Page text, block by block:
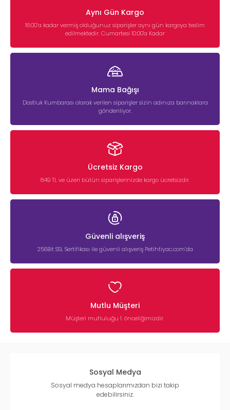
Aynı Gün Kargo
16:00’a kadar vermiş olduğunuz siparişler aynı gün kargoya teslim
edilmektedir. Cumartesi 10:00'a Kadar
Mama Bağışı
Dostluk Kumbarası olarak verilen siparişler sizin adınıza barınaklara
gönderiliyor.
Ücretsiz Kargo
849 TL ve üzeri bütün siparişlerinizde kargo ücretsizdir.
Güvenli alışveriş
256Bit SSL Sertifikası ile güvenli alışveriş Petihtiyac.com’da
Mutlu Müşteri
Müşteri mutluluğu 1. önceliğimizdir.
Sosyal Medya
Sosyal medya hesaplarımızdan bizi takip
edebilirsiniz.